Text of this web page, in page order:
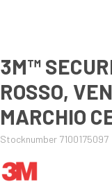
3M™
ROSSO,
MARCHIO
Stocknumber 7100175097